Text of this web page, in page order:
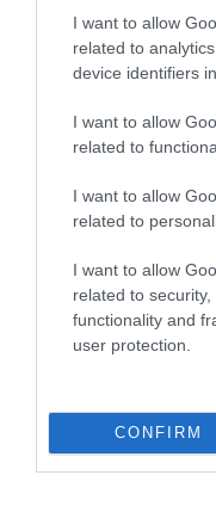
I want to allow
related to
device identifiers
I want to allow
related to
I want to allow
related to
I want to allow
related to
functionality and
user protection.
CONFIRM
07.08.2026 | 20:02
Κωνσταντίνο
απομάκρυνσής του